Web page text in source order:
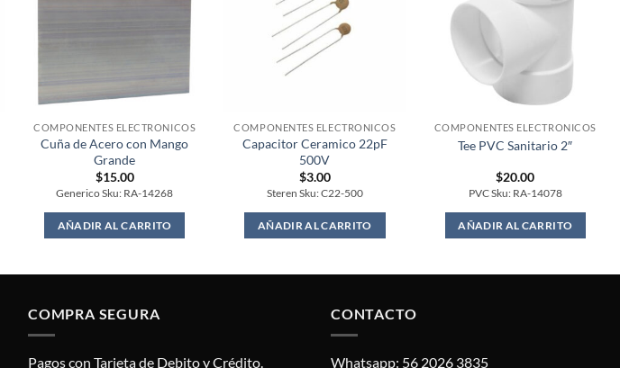
COMPONENTES ELECTRONICOS
Cuña de Acero con Mango
Grande
$15.00
Generico Sku: RA-14268
AÑADIR AL CARRITO
COMPONENTES ELECTRONICOS
Capacitor Ceramico 22pF
500V
$3.00
Steren Sku: C22-500
AÑADIR AL CARRITO
COMPONENTES ELECTRONICOS
Tee PVC Sanitario 2″
$20.00
PVC Sku: RA-14078
AÑADIR AL CARRITO
COMPRA SEGURA
Pagos con Tarjeta de Debito y Crédito.
CONTACTO
Whatsapp: 56 2026 3835